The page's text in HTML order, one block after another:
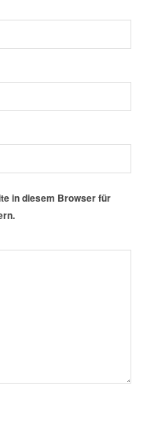
in diesem Browser für